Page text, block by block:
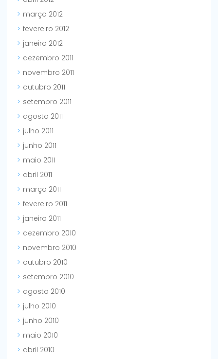
março 2012
fevereiro 2012
janeiro 2012
dezembro 2011
novembro 2011
outubro 2011
setembro 2011
agosto 2011
julho 2011
junho 2011
maio 2011
abril 2011
março 2011
fevereiro 2011
janeiro 2011
dezembro 2010
novembro 2010
outubro 2010
setembro 2010
agosto 2010
julho 2010
junho 2010
maio 2010
abril 2010